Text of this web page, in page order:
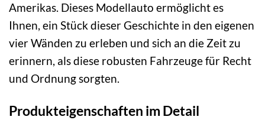
Amerikas. Dieses Modellauto ermöglicht es
Ihnen, ein Stück dieser Geschichte in den eigenen
vier Wänden zu erleben und sich an die Zeit zu
erinnern, als diese robusten Fahrzeuge für Recht
und Ordnung sorgten.
Produkteigenschaften im Detail